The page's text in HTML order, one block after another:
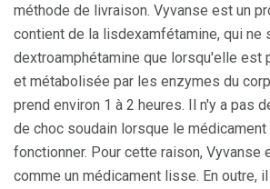
méthode de livraison. Vyvanse est un
contient de la lisdexamfétamine, qui ne
dextroamphétamine que lorsqu'elle est
et métabolisée par les enzymes du
prend environ 1 à 2 heures. Il n'y a pas
de choc soudain lorsque le médicament
fonctionner. Pour cette raison, Vyvanse
comme un médicament lisse. En outre,